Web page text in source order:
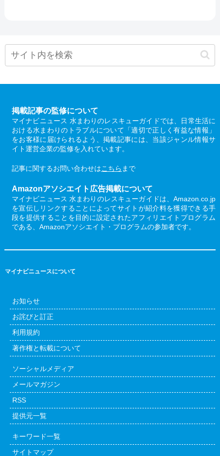
掲載記事の監修について
マイナビニュース 水まわりのレスキューガイドでは、日常生活に
おける水まわりのトラブルについて「適切で正しく有益な情報」
をお客様に届けられるよう、掲載記事には、当該ジャンル情報サ
イト運営企業の監修を入れています。
記事に関するお問い合わせはこちら まで
Amazonアソシエイト広告掲載について
マイナビニュース 水まわりのレスキューガイドは、Amazon.co.jp
を宣伝しリンクすることによってサイトが紹介料を獲得できる手
段を提供することを目的に設定されたアフィリエイトプログラム
である、Amazonアソシエイト・プログラムの参加者です。
マイナビニュースについて
お知らせ
お詫びと訂正
利用規約
著作権と転載について
ソーシャルメディア
メールマガジン
RSS
提供元一覧
キーワード一覧
サイトマップ